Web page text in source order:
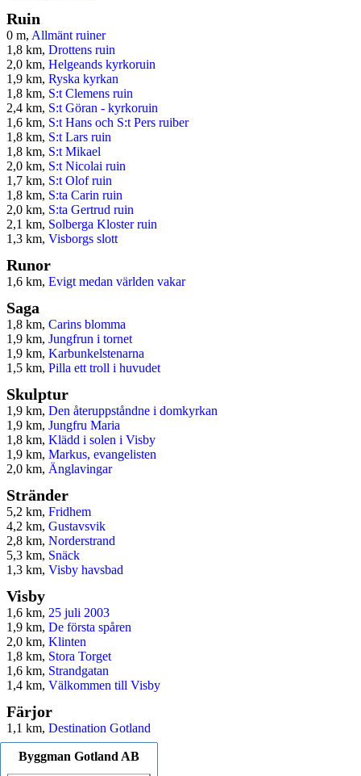
Ruin
0 m, Allmänt ruiner
1,8 km, Drottens ruin
2,0 km, Helgeands kyrkoruin
1,9 km, Ryska kyrkan
1,8 km, S:t Clemens ruin
2,4 km, S:t Göran - kyrkoruin
1,6 km, S:t Hans och S:t Pers ruiber
1,8 km, S:t Lars ruin
1,8 km, S:t Mikael
2,0 km, S:t Nicolai ruin
1,7 km, S:t Olof ruin
1,8 km, S:ta Carin ruin
2,0 km, S:ta Gertrud ruin
2,1 km, Solberga Kloster ruin
1,3 km, Visborgs slott
Runor
1,6 km, Evigt medan världen vakar
Saga
1,8 km, Carins blomma
1,9 km, Jungfrun i tornet
1,9 km, Karbunkelstenarna
1,5 km, Pilla ett troll i huvudet
Skulptur
1,9 km, Den återuppståndne i domkyrkan
1,9 km, Jungfru Maria
1,8 km, Klädd i solen i Visby
1,9 km, Markus, evangelisten
2,0 km, Änglavingar
Stränder
5,2 km, Fridhem
4,2 km, Gustavsvik
2,8 km, Norderstrand
5,3 km, Snäck
1,3 km, Visby havsbad
Visby
1,6 km, 25 juli 2003
1,9 km, De första spåren
2,0 km, Klinten
1,8 km, Stora Torget
1,6 km, Strandgatan
1,4 km, Välkommen till Visby
Färjor
1,1 km, Destination Gotland
Byggman Gotland AB